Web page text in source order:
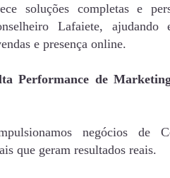
soluções completas e
Lafaiete, ajudando
e presença online.
Performance de
negócios de
que geram resultados reais.